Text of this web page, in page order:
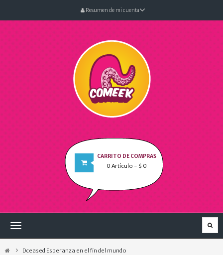
Resumen de mi cuenta
CARRITO DE COMPRAS
0 Artículo - $ 0
Navegación
Dceased Esperanza en el fin del mundo